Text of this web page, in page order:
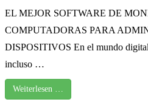
EL MEJOR SOFTWARE DE
COMPUTADORAS PARA
DISPOSITIVOS En el mundo digital
incluso …
Weiterlesen …